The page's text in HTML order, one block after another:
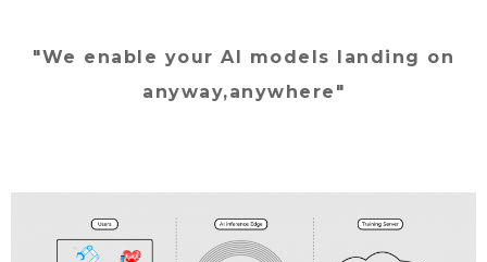
″We enable your AI models landing on
anyway,anywhere″